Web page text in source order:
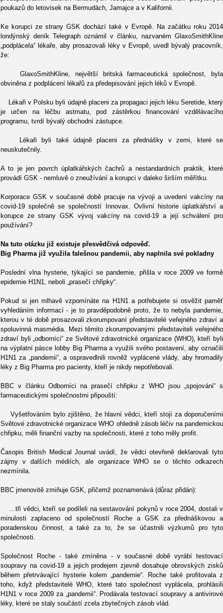
poukazů do letovisek na Bermudách, Jamajce a v Kalifornii.
Ke korupci ze strany GSK dochází také v Evropě. Na začátku roku 2014
londýnský deník Telegraph oznámil v článku, nazvaném GlaxoSmithKline
„podplácela“ lékaře, aby prosazovali léky v Evropě, uvedl bývalý pracovník,
že:
GlaxoSmithKline, největší britská farmaceutická společnost, byla
obviněna z podplácení lékařů za předepisování jejich léků v Evropě.
Lékaři v Polsku byli údajně placeni za propagaci jejich léku Seretide, který
je určen na léčbu astmatu, pod zástěrkou financování vzdělávacího
programu, tvrdí bývalý obchodní zástupce.
Lékaři byli také údajně placeni za přednášky v zemi, které se
neuskutečnily.
A to je jen povrch úplatkářských čachrů a nestandardních praktik, které
provádí GSK - nemluvě o zneužívání a korupci v daleko širším měřítku.
Korporace GSK v současné době pracuje na vývoji a uvedení vakcíny na
covid-19 společně se společností Innovax. Ovlivní historie úplatkářství a
korupce ze strany GSK vývoj vakcíny na covid-19 a její schválení pro
používání?
Na tuto otázku již existuje přesvědčivá odpověď.
Big Pharma již využila falešnou pandemii, aby naplnila své pokladny
Poslední vlna hysterie, týkající se pandemie, přišla v roce 2009 ve formě
epidemie H1N1, neboli „prasečí chřipky“.
Pokud si jen mlhavě vzpomínáte na H1N1 a potřebujete si osvěžit paměť
vyhledáním informací - je to pravděpodobně proto, že to nebyla pandemie,
kterou v té době prosazovali zkorumpovaní představitelé veřejného zdraví a
spoluvinná masmédia. Mezi těmito zkorumpovanými představiteli veřejného
zdraví byli „odborníci“ ze Světové zdravotnické organizace (WHO), kteří byli
na výplatní pásce lobby Big Pharma a využili svého postavení, aby označili
H1N1 za „pandemii“, a ospravedlnili rovněž vyplácené vlády, aby hromadily
léky z Big Pharma pro pacienty, kteří je nikdy nepotřebovali.
BBC v článku Odborníci na prasečí chřipku z WHO jsou „spojováni“ s
farmaceutickými společnostmi připouští:
Vyšetřováním bylo zjištěno, že hlavní vědci, kteří stojí za doporučeními
Světové zdravotnické organizace WHO ohledně zásob léčiv na pandemickou
chřipku, měli finanční vazby na společnosti, které z toho měly profit.
Časopis British Medical Journal uvádí, že vědci otevřeně deklarovali tyto
zájmy v dalších médiích, ale organizace WHO se o těchto odkazech
nezmínila.
BBC jmenovitě zmiňuje GSK, přičemž poznamenává (důraz přidán):
...tři vědci, kteří se podíleli na sestavování pokynů v roce 2004, dostali v
minulosti zaplaceno od společností Roche a GSK za přednáškovou a
poradenskou činnost, a také za to, že se účastnili výzkumů pro tyto
společnosti.
Společnost Roche - také zmíněna - v současné době vyrábí testovací
soupravy na covid-19 a jejich prodejem zjevně dosahuje obrovských zisků
během přetrvávající hysterie kolem „pandemie“. Roche také profitovala z
toho, když představitelé WHO, které tato společnost vyplácela, prohlásili
H1N1 v roce 2009 za „pandemii“. Prodávala testovací soupravy a antivirové
léky, které se staly součástí zcela zbytečných zásob vlád.